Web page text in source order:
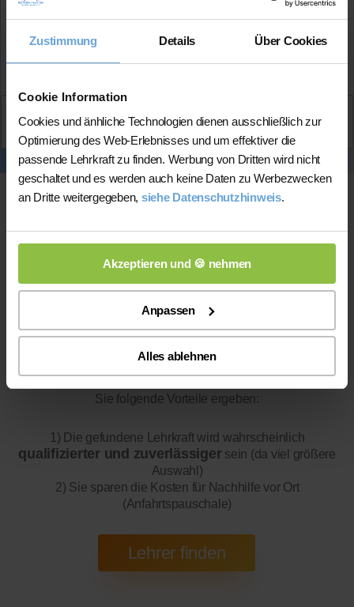
Zustimmung Details Über Cookies
Cookie Information
Cookies und änhliche Technologien dienen ausschließlich zur
Optimierung des Web-Erlebnisses und um effektiver die
passende Lehrkraft zu finden. Werbung von Dritten wird nicht
geschaltet und es werden auch keine Daten zu Werbezwecken
an Dritte weitergegeben, siehe Datenschutzhinweis.
Akzeptieren und 🍪 nehmen
Anpassen
Alles ablehnen
Lehrerfahrung:
kontaktieren
Online-Unterricht
Online-Unterricht
Sie folgende Vorteile ergeben:
1) Die gefundene Lehrkraft wird wahrscheinlich
qualifizierter und zuverlässigersein (da viel größere
Auswahl)
2) Sie sparen die Kosten für Nachhilfe vor Ort
(Anfahrtspauschale)